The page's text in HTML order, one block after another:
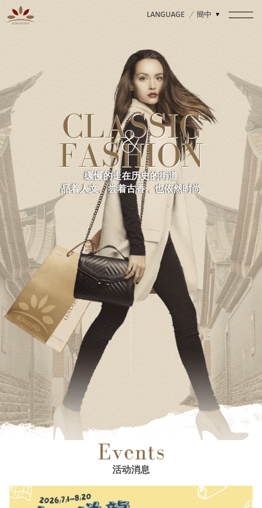
LANGUAGE 簡中
CLASSIC
&
FASHION
缓慢的走在历史的街道
品着人文、尝着古香，也依然时尚
Events
活动消息